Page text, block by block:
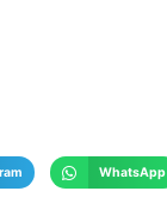
WhatsApp